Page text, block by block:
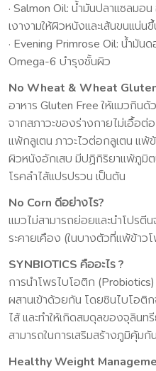
· Salmon Oil: น้ำมันปลาแซลม
เงางามให้ผิวหนังและเส้นขนแน่น
· Evening Primrose Oil: น้ำมั
Omega-6 บํารุงชั้นผิว
No Wheat & Wheat
อาหาร Gluten Free ให้แมวกิน
จากสภาวะของร่างกายไม่เอื้อต่
แพ้กลูเตน ภาวะไวต่อกลูเตน แพ้
ผิวหนังอักเสบ มีปฏิกิริยาแพ้ภูมิต
โรคลําไส้แปรปรวน เป็นต้น
No Corn ดีอย่างไร?
แมวไม่สามารถย่อยและนําโปรตี
ระคายเคือง (ในบางตัวที่แพ้ข้าว
SYNBIOTICS คืออะไร ?
การนําโพรไบโอติก
ผสานเข้าด้วยกัน โดยซินไบโอติ
ไส้ และทําให้เกิดสมดุลของจุลิน
สามารถในการเสริมสร้างภูมิคุ้ม
Healthy Weight